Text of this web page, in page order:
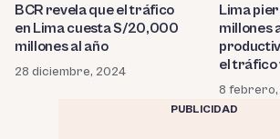
BCR revela que el tráfico
en Lima cuesta S/20,000
millones al año
28 diciembre, 2024
Lima
millones
el tráfico
8
PUBLICIDAD